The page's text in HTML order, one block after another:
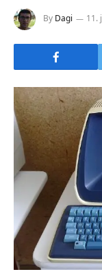
By Dagi 11.